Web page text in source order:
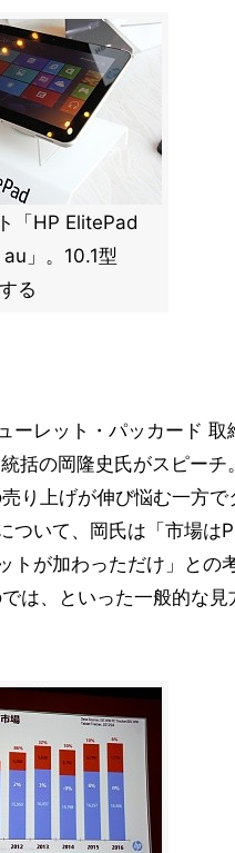
「HP ElitePad
」。10.1型
る
ーレット・パッカード 取
括の岡隆史氏がスピーチ
り上げが伸び悩む一方
ついて、岡氏は「市場は
トが加わっただけ」との
は、といった一般的な見